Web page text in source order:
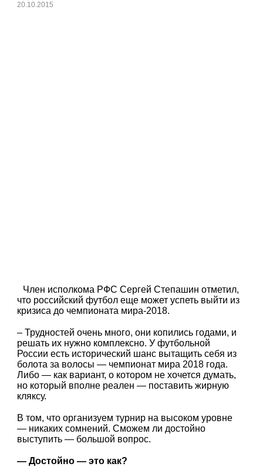
20.10.2015
Член исполкома РФС Сергей Степашин отметил,
что российский футбол еще может успеть выйти из
кризиса до чемпионата мира-2018.
– Трудностей очень много, они копились годами, и
решать их нужно комплексно. У футбольной
России есть исторический шанс вытащить себя из
болота за волосы — чемпионат мира 2018 года.
Либо — как вариант, о котором не хочется думать,
но который вполне реален — поставить жирную
кляксу.
В том, что организуем турнир на высоком уровне
— никаких сомнений. Сможем ли достойно
выступить — большой вопрос.
— Достойно — это как?